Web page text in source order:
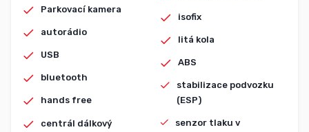
Parkovací kamera
autorádio
USB
bluetooth
hands free
centrál dálkový
isofix
litá kola
ABS
stabilizace podvozku
(ESP)
senzor tlaku v